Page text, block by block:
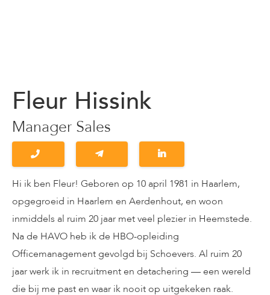
Fleur Hissink
Manager Sales
Hi ik ben Fleur! Geboren op 10 april 1981 in Haarlem,
opgegroeid in Haarlem en Aerdenhout, en woon
inmiddels al ruim 20 jaar met veel plezier in Heemstede.
Na de HAVO heb ik de HBO-opleiding
Officemanagement gevolgd bij Schoevers. Al ruim 20
jaar werk ik in recruitment en detachering — een wereld
die bij me past en waar ik nooit op uitgekeken raak.